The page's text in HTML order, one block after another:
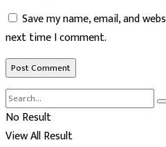
Save my name, email, and
next time I comment.
No Result
View All Result